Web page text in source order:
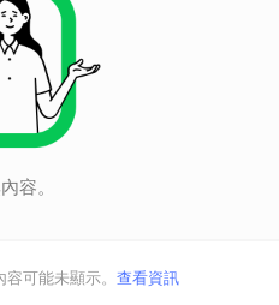
容。
可能未顯示。 查看資訊